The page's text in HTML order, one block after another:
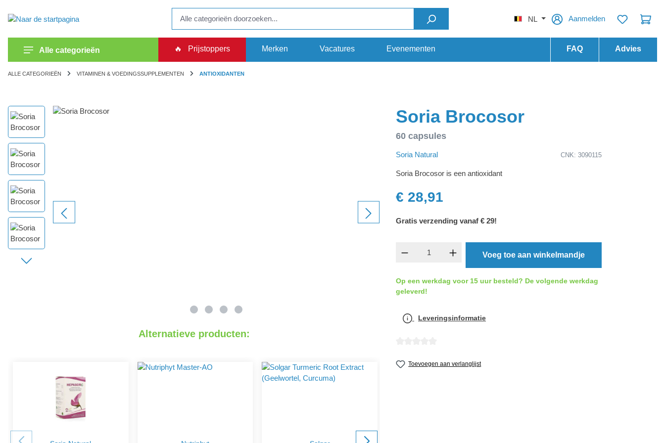
NL
Aanmelden
Alle categorieën 🔥 Prijstoppers Merken Vacatures Evenementen FAQ Advies
ALLE CATEGORIEËN VITAMINEN & VOEDINGSSUPPLEMENTEN ANTIOXIDANTEN
component.cms.imageGallery.skipImageGallery
Alternatieve producten:
Soria Brocosor
60 capsules
Soria Natural CNK: 3090115
Soria Brocosor is een antioxidant
€ 28,91
Gratis verzending vanaf € 29!
component.product.quantitySelect.legend
Voeg toe aan winkelmandje
Op een werkdag voor 15 uur besteld? De volgende werkdag
geleverd!
Leveringsinformatie
Toevoegen aan verlanglijst